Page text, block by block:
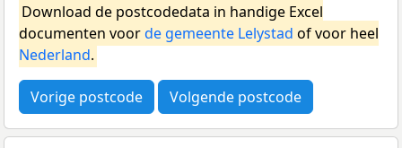
Download de postcodedata in handige Excel
documenten voorde gemeente Lelystad of voor heel
Nederland.
Vorige postcode Volgende postcode